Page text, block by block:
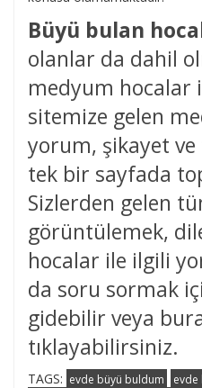
Büyü bulan
olanlar da dahil
medyum hocalar
sitemize gelen
yorum, şikayet ve
tek bir sayfada
Sizlerden gelen
görüntülemek,
hocalar ile ilgili
da soru sormak
gidebilir veya
tıklayabilirsiniz.
TAGS: evde büyü buldum
evde